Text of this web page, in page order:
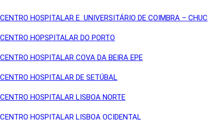
CENTRO HOSPITALAR E UNIVERSITÁRIO DE COIMBRA – CHUC
CENTRO HOPSPITALAR DO PORTO
CENTRO HOSPITALAR COVA DA BEIRA EPE
CENTRO HOSPITALAR DE SETÚBAL
CENTRO HOSPITALAR LISBOA NORTE
CENTRO HOSPITALAR LISBOA OCIDENTAL